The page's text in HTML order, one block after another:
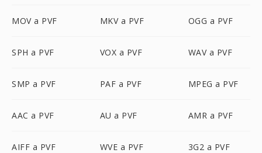
MOV a PVF MKV a PVF OGG a PVF
SPH a PVF VOX a PVF WAV a PVF
SMP a PVF PAF a PVF MPEG a PVF
AAC a PVF AU a PVF AMR a PVF
AIFF a PVF WVE a PVF 3G2 a PVF